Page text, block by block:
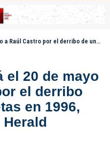
derribo de unas avionetas en 1996, según el Miami Herald
el 20 de mayo
el derribo
en 1996,